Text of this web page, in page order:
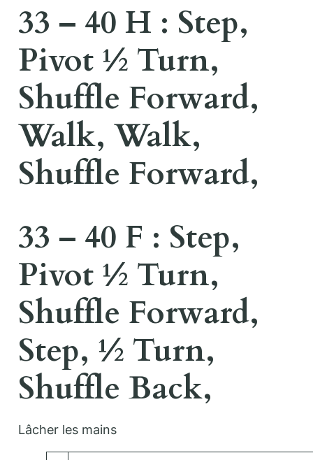
33 – 40 H : Step,
Pivot ½ Turn,
Shuffle Forward,
Walk, Walk,
Shuffle Forward,
33 – 40 F : Step,
Pivot ½ Turn,
Shuffle Forward,
Step, ½ Turn,
Shuffle Back,
Lâcher les mains